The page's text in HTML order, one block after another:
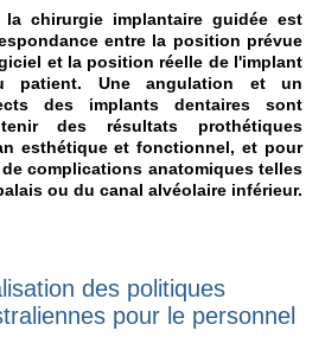
chirurgie implantaire guidée est
entre la position prévue
et la position réelle de l'implant
patient. Une angulation et un
des implants dentaires sont
des résultats prothétiques
esthétique et fonctionnel, et pour
complications anatomiques telles
ou du canal alvéolaire inférieur.
des politiques
pour le personnel